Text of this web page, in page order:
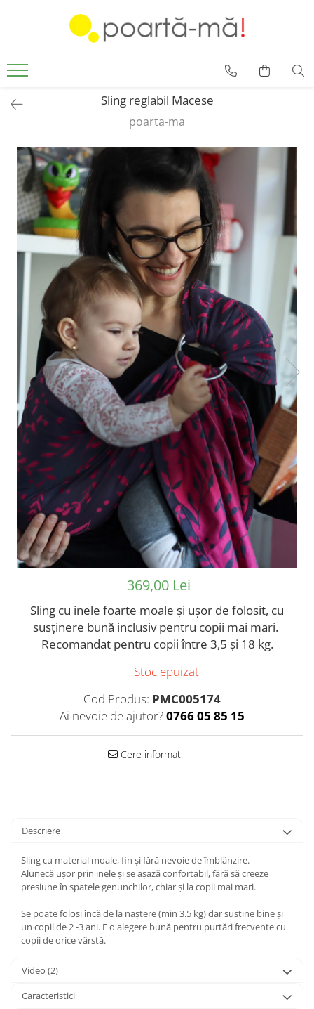
Borsete
Accesorii Luna
Card cadou
Sling reglabil Macese
poarta-ma
369,00 Lei
Sling cu inele foarte moale și ușor de folosit, cu
susținere bună inclusiv pentru copii mai mari.
Recomandat pentru copii între 3,5 și 18 kg.
Stoc epuizat
Cod Produs: PMC005174
Ai nevoie de ajutor?0766 05 85 15
Cere informatii
Descriere
Sling cu material moale, fin și fără nevoie de îmblânzire.
Alunecă ușor prin inele și se așază confortabil, fără să creeze
presiune în spatele genunchilor, chiar și la copii mai mari.
Se poate folosi încă de la naștere (min 3.5 kg) dar susține bine și
un copil de 2 -3 ani. E o alegere bună pentru purtări frecvente cu
copii de orice vârstă.
Video (2)
Caracteristici